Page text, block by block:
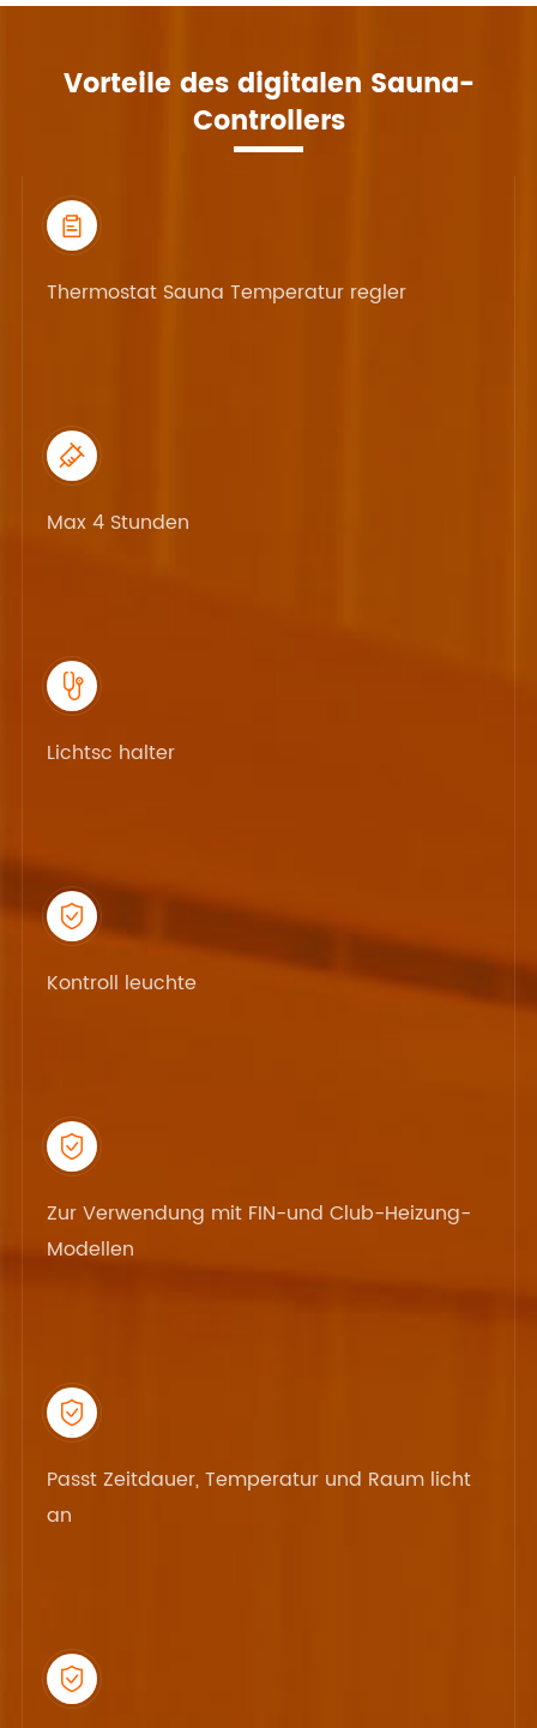
Vorteile des digitalen Sauna-
Controllers

Thermostat Sauna Temperatur regler

Max 4 Stunden

Lichtsc halter

Kontroll leuchte

Zur Verwendung mit FIN-und Club-Heizung-
Modellen

Passt Zeitdauer, Temperatur und Raum licht
an
